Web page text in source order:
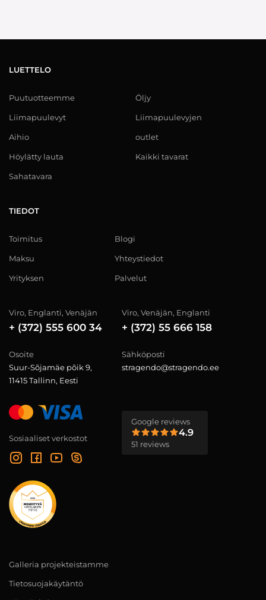
LUETTELO
Puutuotteemme
Liimapuulevyt
Aihio
Höylätty lauta
Sahatavara
Öljy
Liimapuulevyjen
outlet
Kaikki tavarat
TIEDOT
Toimitus
Maksu
Yrityksen
Blogi
Yhteystiedot
Palvelut
Viro, Englanti, Venäjän
+ (372) 555 600 34
Viro, Venäjän, Englanti
+ (372) 55 666 158
Osoite
Suur-Sõjamäe põik 9,
11415 Tallinn, Eesti
Sähköposti
stragendo@stragendo.ee
Sosiaaliset verkostot
Google reviews
4.9
51 reviews
Galleria projekteistamme
Tietosuojakäytäntö